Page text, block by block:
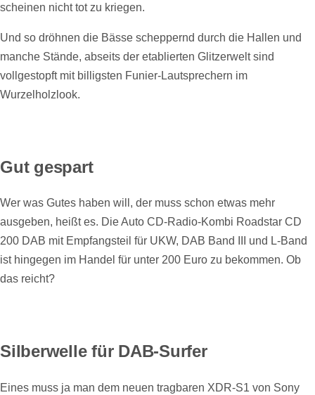
scheinen nicht tot zu kriegen.
Und so dröhnen die Bässe scheppernd durch die Hallen und
manche Stände, abseits der etablierten Glitzerwelt sind
vollgestopft mit billigsten Funier-Lautsprechern im
Wurzelholzlook.
Gut gespart
Wer was Gutes haben will, der muss schon etwas mehr
ausgeben, heißt es. Die Auto CD-Radio-Kombi Roadstar CD
200 DAB mit Empfangsteil für UKW, DAB Band III und L-Band
ist hingegen im Handel für unter 200 Euro zu bekommen. Ob
das reicht?
Silberwelle für DAB-Surfer
Eines muss ja man dem neuen tragbaren XDR-S1 von Sony